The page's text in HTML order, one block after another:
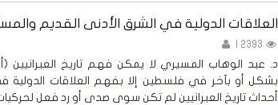
العلاقات الدولية في الشرق الأدنى القديم
د. عبد الوهاب المسيري لا يمكن فهم تاريخ العبرانيين
بشكل أو بآخر في فلسطين إلا بفهم العلاقات الدولية
أحداث تاريخ العبرانيين لم تكن سوى صدى أو رد فعل